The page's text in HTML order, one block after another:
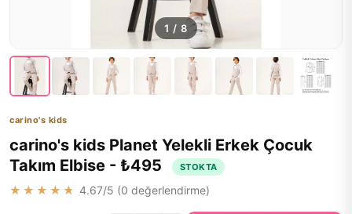
1 / 8
carino's kids
carino's kids Planet Yelekli Erkek Çocuk
Takım Elbise - ₺495
STOKTA
★★★★★ 4.67/5 (0 değerlendirme)